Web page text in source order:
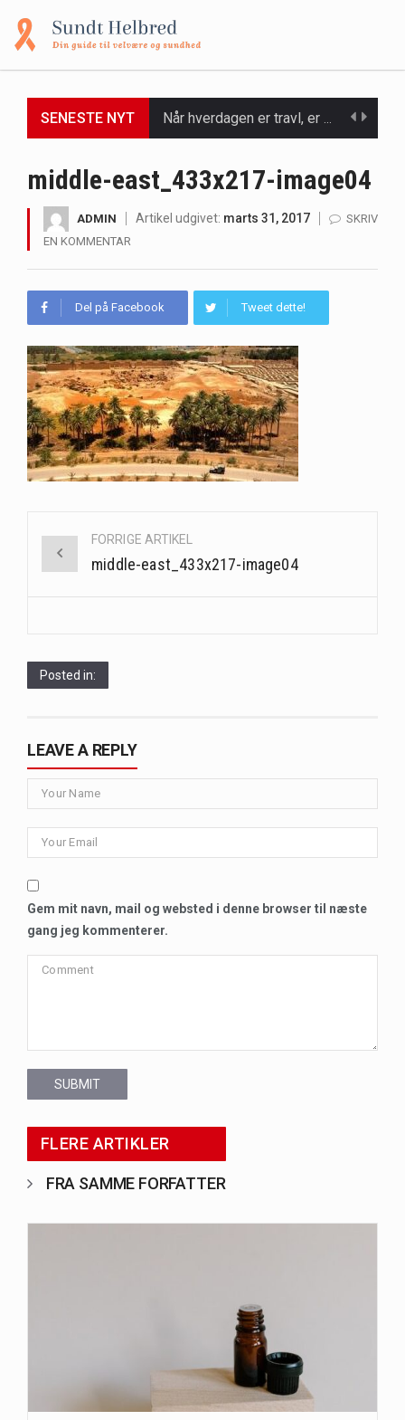
SENESTE NYT
Massagestole er ikke længere forbeholdt luksuriøse spaer og wellnesscentre - de er nu tilgængelige til…
middle-east_433x217-image04
ADMIN Artikel udgivet: marts 31, 2017
SKRIV
EN KOMMENTAR
Del på Facebook Tweet dette!
navigationFORRIGE ARTIKEL
middle-east_433x217-image04
Posted in:
LEAVE A REPLY
Gem mit navn, mail og websted i denne browser til næste
gang jeg kommenterer.
SUBMIT
FLERE ARTIKLER
FRA SAMME FORFATTER